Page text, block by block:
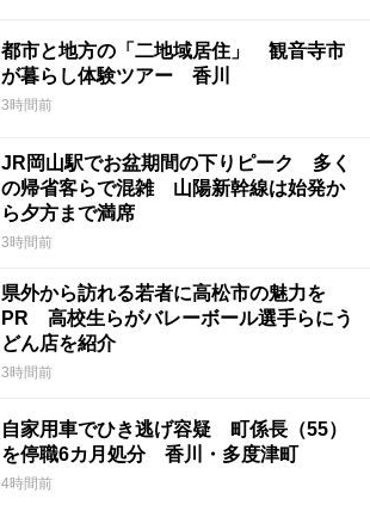
都市と地方の「二地域居住」 観音寺市
が暮らし体験ツアー 香川
3時間前
JR岡山駅でお盆期間の下りピーク 多く
の帰省客らで混雑 山陽新幹線は始発か
ら夕方まで満席
3時間前
県外から訪れる若者に高松市の魅力を
PR 高校生らがバレーボール選手らにう
どん店を紹介
3時間前
自家用車でひき逃げ容疑 町係長（55）
を停職6カ月処分 香川・多度津町
4時間前